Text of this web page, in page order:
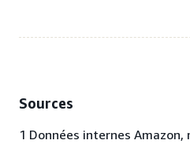
Sources
1 Données internes Amazon,